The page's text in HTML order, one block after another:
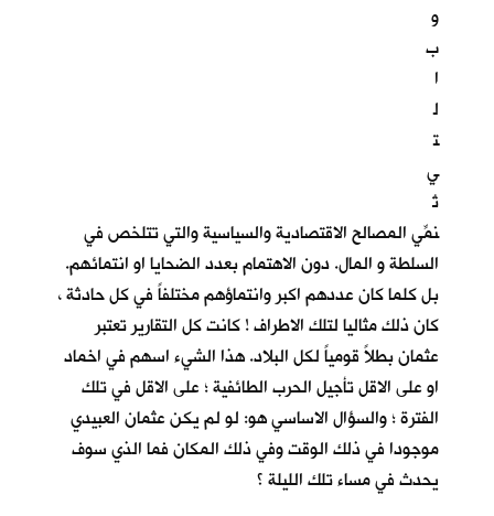
و
ب
ا
ل
ت
ي
تُ
نمِّي المصالح الاقتصادية والسياسية والتي تتلخص في
السلطة و المال. دون الاهتمام بعدد الضحايا او انتمائهم.
بل كلما كان عددهم اكبر وانتماؤهم مختلفاً في كل حادثة ،
كان ذلك مثاليا لتلك الاطراف ! كانت كل التقارير تعتبر
عثمان بطلاً قومياً لكل البلاد. هذا الشيء اسهم في اخماد
او على الاقل تأجيل الحرب الطائفية ؛ على الاقل في تلك
الفترة ؛ والسؤال الاساسي هو: لو لم يكن عثمان العبيدي
موجودا في ذلك الوقت وفي ذلك المكان فما الذي سوف
يحدث في مساء تلك الليلة ؟